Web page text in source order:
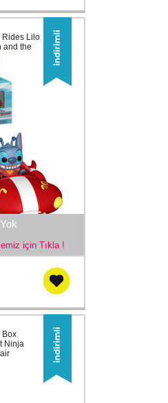
için Tıkla !
Rides Lilo
and the
Box
Ninja